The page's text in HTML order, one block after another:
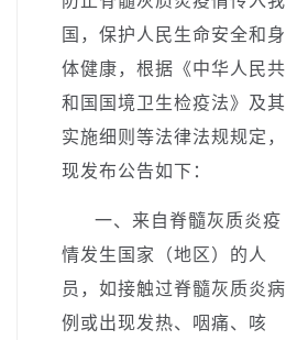
国，保护人民生命安全和身
体健康，根据《中华人民共
和国国境卫生检疫法》及其
实施细则等法律法规规定，
现发布公告如下：
一、来自脊髓灰质炎疫
情发生国家（地区）的人
员，如接触过脊髓灰质炎病
例或出现发热、咽痛、咳